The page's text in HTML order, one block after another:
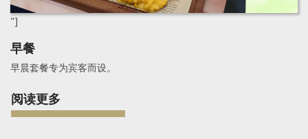
"]
早餐
早晨套餐专为宾客而设。
阅读更多